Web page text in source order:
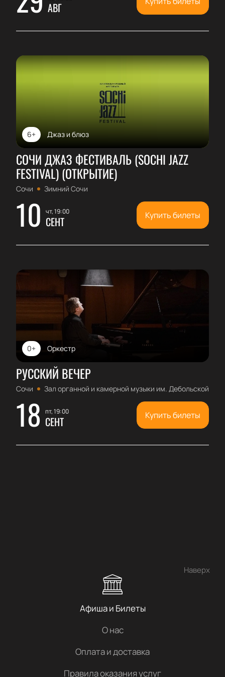
АВГ
Джаз и блюз
6+
СОЧИ ДЖАЗ ФЕСТИВАЛЬ (SOCHI JAZZ
FESTIVAL) (ОТКРЫТИЕ)
Сочи Зимний Сочи
10 чт, 19:00
СЕНТ Купить билеты
Оркестр
0+
РУССКИЙ ВЕЧЕР
Сочи Зал органной и камерной музыки им. Дебольской
18 пт, 19:00
СЕНТ Купить билеты
Наверх
Афиша и Билеты
О нас
Оплата и доставка
Правила оказания услуг